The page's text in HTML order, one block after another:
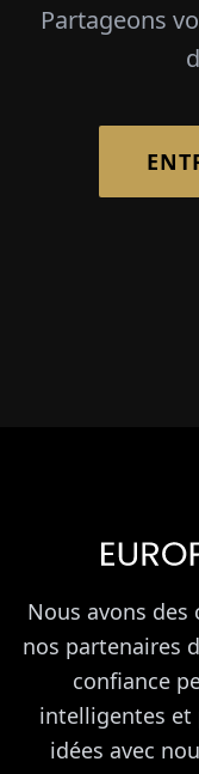
Partageons
Nous avons des
nos partenaires
confiance
intelligentes et
idées avec